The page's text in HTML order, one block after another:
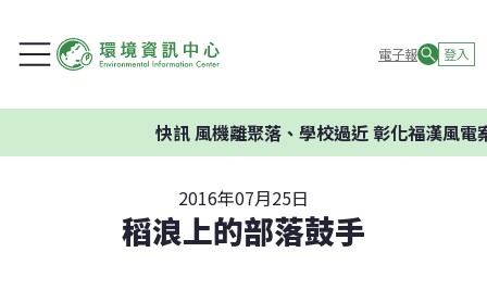
電子報 登入
快訊風機離聚落、學校過近 彰化福漢風電案環
2016年07月25日
稻浪上的部落鼓手